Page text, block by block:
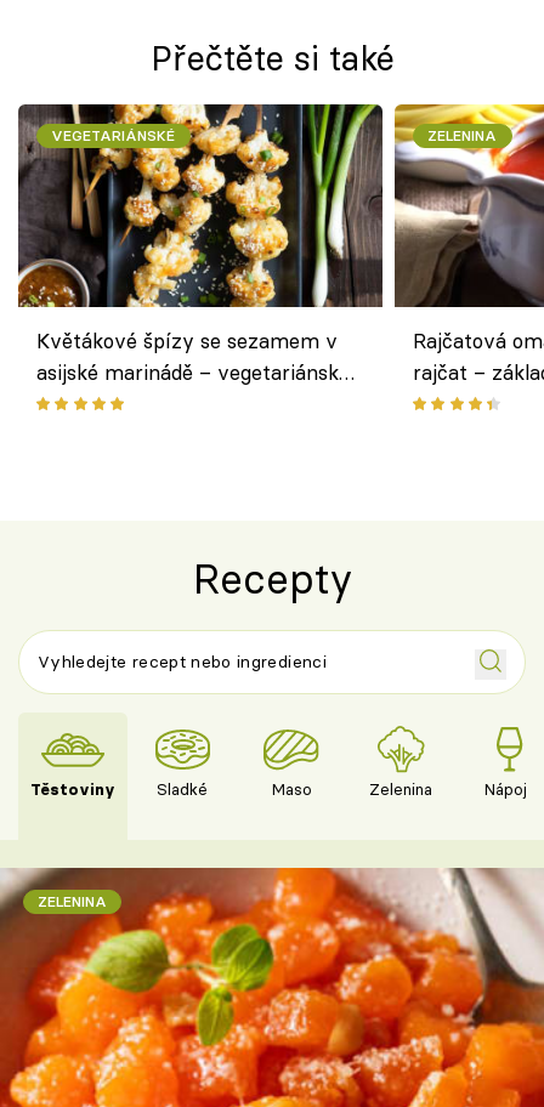
Přečtěte si také
VEGETARIÁNSKÉ
Květákové špízy se sezamem v
asijské marinádě – vegetariánská
chuťovka z grilu
ZELENINA
Rajčatová
rajčat –
Recepty
Těstoviny Sladké Maso Zelenina Nápoje
ZELENINA